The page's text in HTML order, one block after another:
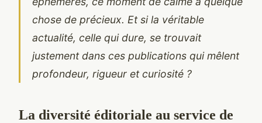
chose de précieux. Et si la véritable
actualité, celle qui dure, se trouvait
justement dans ces publications qui mêlent
profondeur, rigueur et curiosité ?
La diversité éditoriale au service de